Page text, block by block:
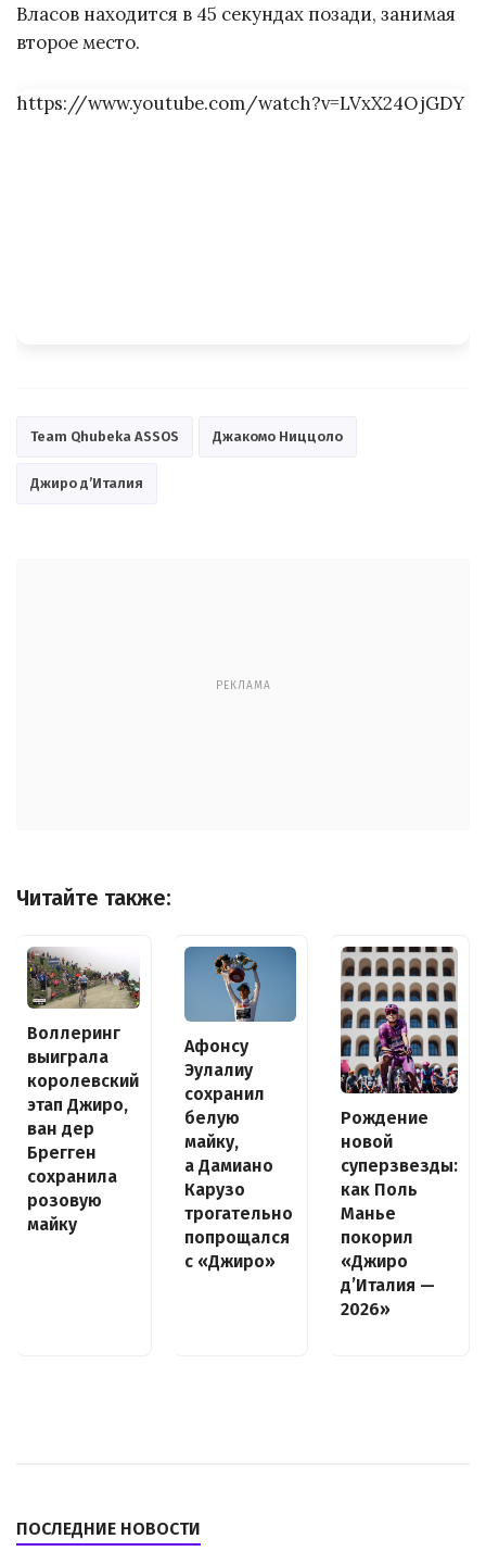
Власов находится в 45 секундах позади, занимая
второе место.
https://www.youtube.com/watch?v=LVxX24OjGDY
Team Qhubeka ASSOS Джакомо Ниццоло
Джиро д’Италия
РЕКЛАМА
Читайте также:
Воллеринг
выиграла
королевский
этап Джиро,
ван дер
Брегген
сохранила
розовую
майку
Афонсу
Эулалиу
сохранил
белую
майку,
а Дамиано
Карузо
трогательно
попрощался
с «Джиро»
Рождение
новой
суперзвезды:
как Поль
Манье
покорил
«Джиро
д’Италия —
2026»
ПОСЛЕДНИЕ НОВОСТИ